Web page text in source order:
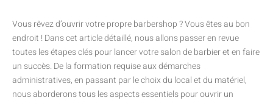
Vous rêvez d’ouvrir votre propre barbershop ? Vous êtes au bon
endroit ! Dans cet article détaillé, nous allons passer en revue
toutes les étapes clés pour lancer votre salon de barbier et en faire
un succès. De la formation requise aux démarches
administratives, en passant par le choix du local et du matériel,
nous aborderons tous les aspects essentiels pour ouvrir un